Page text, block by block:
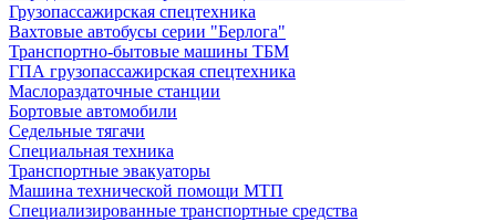
Грузопассажирская спецтехника
Вахтовые автобусы серии "Берлога"
Транспортно-бытовые машины ТБМ
ГПА грузопассажирская спецтехника
Маслораздаточные станции
Бортовые автомобили
Седельные тягачи
Специальная техника
Транспортные эвакуаторы
Машина технической помощи МТП
Специализированные транспортные средства